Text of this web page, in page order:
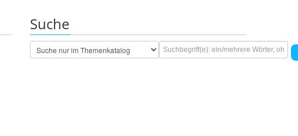
Suche